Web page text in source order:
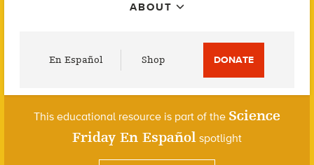
ABOUT
En Español Shop DONATE
This educational resource is part of the Science
Friday En Españolspotlight